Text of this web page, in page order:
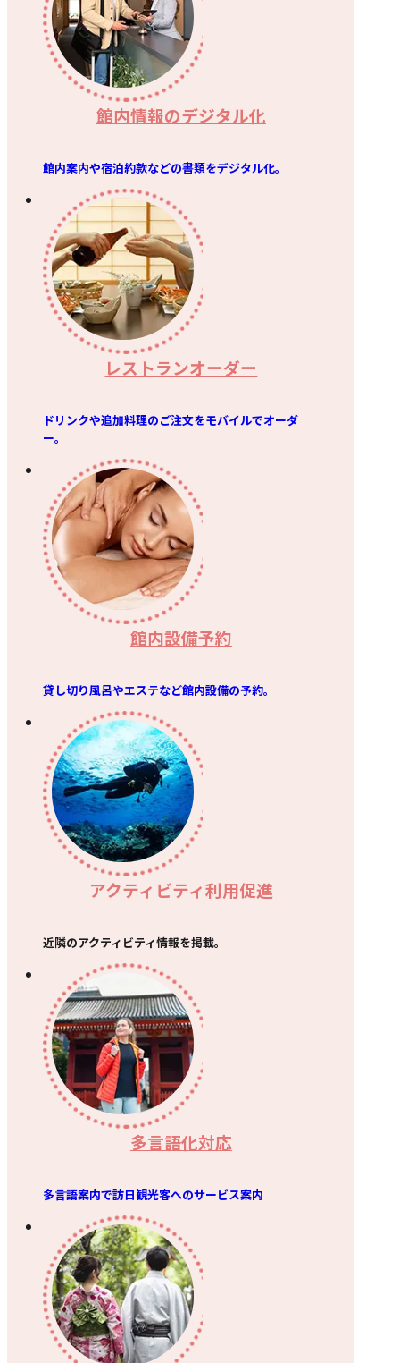
館内情報のデジタル化
館内案内や宿泊約款などの書類をデジタル化。
レストランオーダー
ドリンクや追加料理のご注文をモバイルでオーダ
ー。
館内設備予約
貸し切り風呂やエステなど館内設備の予約。
アクティビティ利用促進
近隣のアクティビティ情報を掲載。
多言語化対応
多言語案内で訪日観光客へのサービス案内